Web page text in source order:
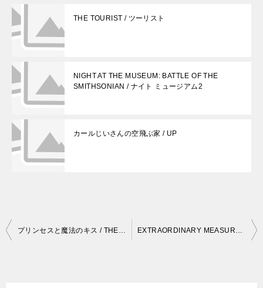
THE TOURIST / ツーリスト
NIGHT AT THE MUSEUM: BATTLE OF THE
SMITHSONIAN / ナイト ミュージアム2
カールじいさんの空飛ぶ家 / UP
投